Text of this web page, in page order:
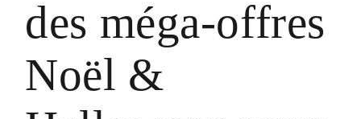
des méga‑offres
Noël &